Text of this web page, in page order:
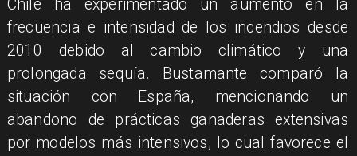
Chile ha experimentado un aumento en la
frecuencia e intensidad de los incendios desde
2010 debido al cambio climático y una
prolongada sequía. Bustamante comparó la
situación con España, mencionando un
abandono de prácticas ganaderas extensivas
por modelos más intensivos, lo cual favorece el